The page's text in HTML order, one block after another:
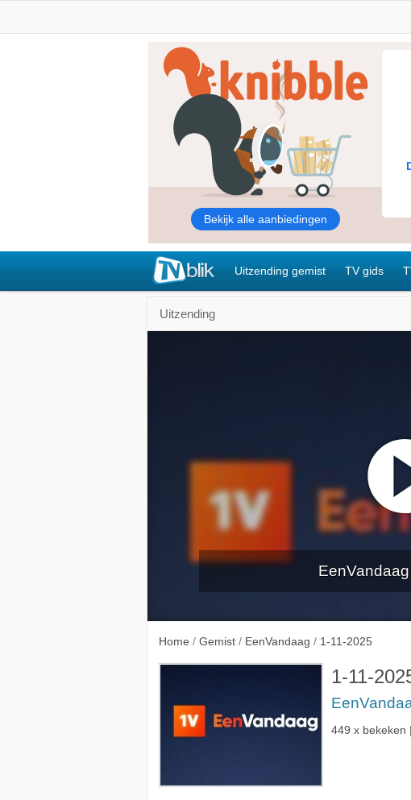
Uitzending gemist TV gids
Uitzending
Home / Gemist / EenVandaag / 1-11-2025
1-11-
449 x bekeken